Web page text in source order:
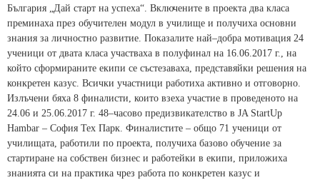
България „Дай старт на успеха“. Включените в проекта два класа
преминаха през обучителен модул в училище и получиха основни
знания за личностно развитие. Показалите най–добра мотивация 24
ученици от двата класа участваха в полуфинал на 16.06.2017 г., на
който сформираните екипи се състезаваха, представяйки решения на
конкретен казус. Всички участници работиха активно и отговорно.
Излъчени бяха 8 финалисти, които взеха участие в проведеното на
24.06 и 25.06.2017 г. 48–часово предизвикателство в JA StartUp
Hambar – София Тех Парк. Финалистите – общо 71 ученици от
училищата, работили по проекта, получиха базово обучение за
стартиране на собствен бизнес и работейки в екипи, приложиха
знанията си на практика чрез работа по конкретен казус и